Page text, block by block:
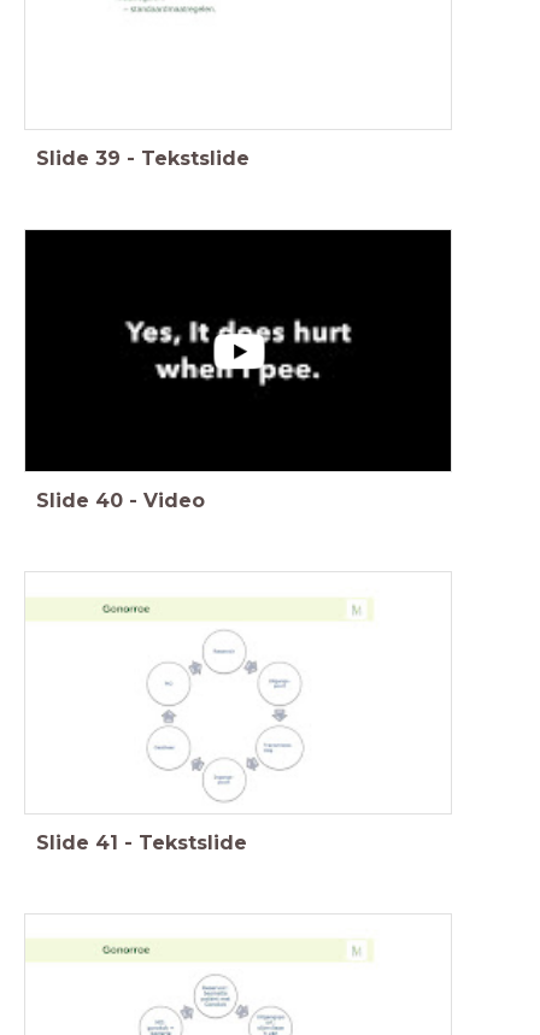
Slide 39 - Tekstslide
Slide 40 - Video
Slide 41 - Tekstslide